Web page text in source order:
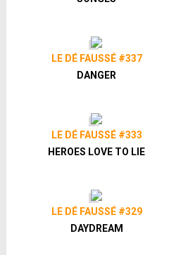
LE DÉ FAUSSÉ #337
DANGER
LE DÉ FAUSSÉ #333
HEROES LOVE TO LIE
LE DÉ FAUSSÉ #329
DAYDREAM